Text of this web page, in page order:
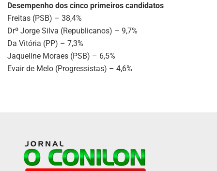
Desempenho dos cinco primeiros candidatos
Freitas (PSB) – 38,4%
Drº Jorge Silva (Republicanos) – 9,7%
Da Vitória (PP) – 7,3%
Jaqueline Moraes (PSB) – 6,5%
Evair de Melo (Progressistas) – 4,6%